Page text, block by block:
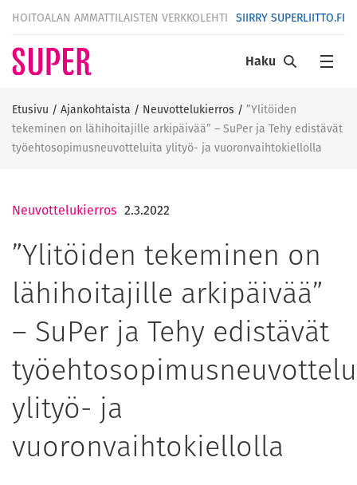
HOITOALAN AMMATTILAISTEN VERKKOLEHTI SIIRRY SUPERLIITTO.FI
Haku
Etusivu / Ajankohtaista / Neuvottelukierros / ”Ylitöiden
tekeminen on lähihoitajille arkipäivää” – SuPer ja Tehy edistävät
työehtosopimusneuvotteluita ylityö- ja vuoronvaihtokiellolla
Neuvottelukierros 2.3.2022
”Ylitöiden tekeminen on
lähihoitajille arkipäivää”
– SuPer ja Tehy edistävät
ylityö- ja
vuoronvaihtokiellolla